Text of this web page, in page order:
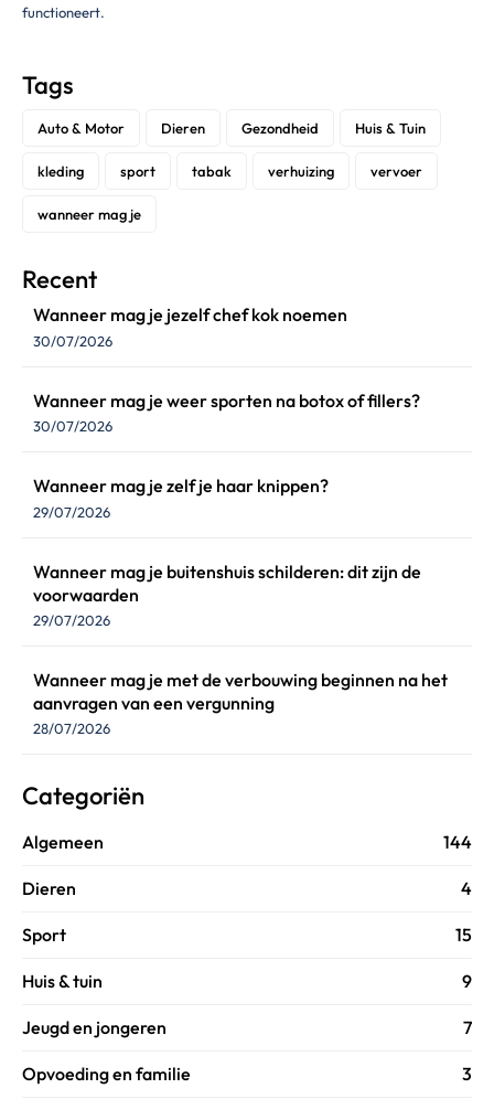
functioneert.
Tags
Auto & Motor Dieren Gezondheid Huis & Tuin
kleding sport tabak verhuizing vervoer
wanneer mag je
Recent
Wanneer mag je jezelf chef kok noemen
30/07/2026
Wanneer mag je weer sporten na botox of fillers?
30/07/2026
Wanneer mag je zelf je haar knippen?
29/07/2026
Wanneer mag je buitenshuis schilderen: dit zijn de
voorwaarden
29/07/2026
Wanneer mag je met de verbouwing beginnen na het
aanvragen van een vergunning
28/07/2026
Categoriën
Algemeen 144
Dieren 4
Sport 15
Huis & tuin 9
Jeugd en jongeren 7
Opvoeding en familie 3